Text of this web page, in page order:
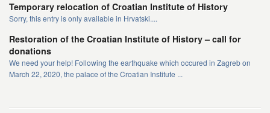
Temporary relocation of Croatian Institute of History
Sorry, this entry is only available in Hrvatski....
Restoration of the Croatian Institute of History – call for
donations
We need your help! Following the earthquake which occured in Zagreb on
March 22, 2020, the palace of the Croatian Institute ...